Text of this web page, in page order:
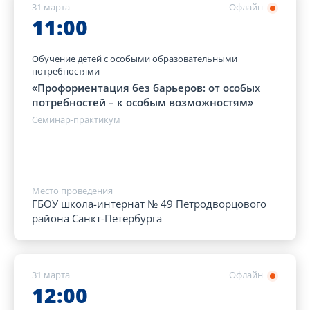
Офлайн
31 марта
11:00
Обучение детей с особыми образовательными
потребностями
«Профориентация без барьеров: от особых
потребностей – к особым возможностям»
Семинар-практикум
Место проведения
ГБОУ школа-интернат № 49 Петродворцового
района Санкт-Петербурга
Офлайн
31 марта
12:00